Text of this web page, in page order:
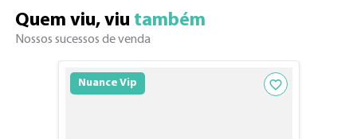
Quem viu, viu também
Nossos sucessos de venda
Nuance Vip Adicionar aos